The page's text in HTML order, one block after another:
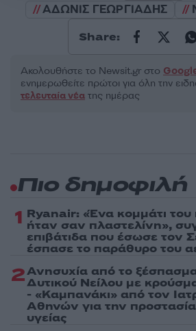
ΑΔΩΝΙΣ ΓΕΩΡΓΙΑΔΗΣ
Share:
Ακολουθήστε το Νewsit.gr στο
ενημερωθείτε πρώτοι για όλη την
τελευταία νέα της ημέρας
Πιο δημοφιλή
1 Ryanair: «Ένα κομμάτι
ήταν σαν πλαστελίνη»,
επιβάτιδα που έσωσε τον
έσπασε το παράθυρο του
2Ανησυχία από το
Δυτικού Νείλου με
- «Καμπανάκι» από τον
Αθηνών για την
υγείας